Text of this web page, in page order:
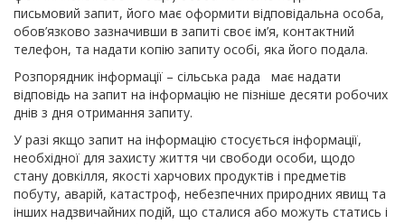
письмовий запит, його має оформити відповідальна особа,
обов’язково зазначивши в запиті своє ім’я, контактний
телефон, та надати копію запиту особі, яка його подала.
Розпорядник інформації – сільська рада має надати
відповідь на запит на інформацію не пізніше десяти робочих
днів з дня отримання запиту.
У разі якщо запит на інформацію стосується інформації,
необхідної для захисту життя чи свободи особи, щодо
стану довкілля, якості харчових продуктів і предметів
побуту, аварій, катастроф, небезпечних природних явищ та
інших надзвичайних подій, що сталися або можуть статись і